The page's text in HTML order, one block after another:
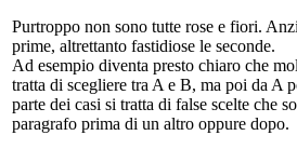
Purtroppo non sono tutte rose e fiori.
prime, altrettanto fastidiose le seconde.
Ad esempio diventa presto chiaro che
tratta di scegliere tra A e B, ma poi da A
parte dei casi si tratta di false scelte che
paragrafo prima di un altro oppure dopo.